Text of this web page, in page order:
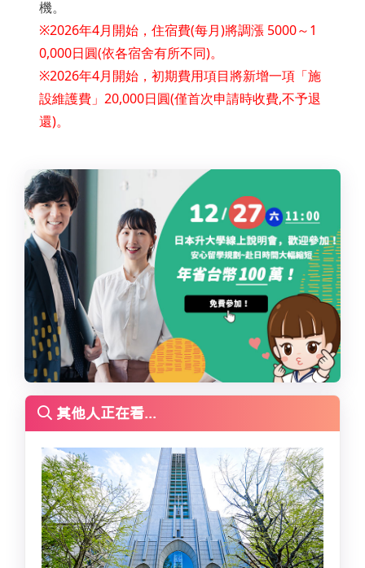
機。
※2026年4月開始，住宿費(每月)將調漲 5000～1
0,000日圓(依各宿舍有所不同)。
※2026年4月開始，初期費用項目將新增一項「施
設維護費」20,000日圓(僅首次申請時收費,不予退
還)。
其他人正在看...